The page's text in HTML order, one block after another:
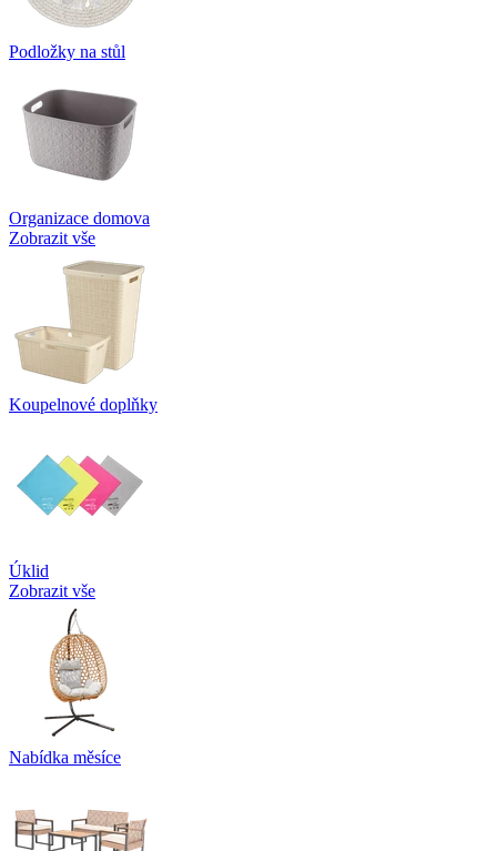
Podložky na stůl
Organizace domova
Zobrazit vše
Koupelnové doplňky
Úklid
Zobrazit vše
Nabídka měsíce